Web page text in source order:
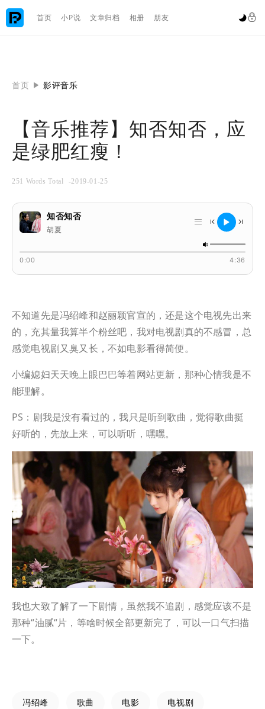
 首页 小P说 文章归档 相册 朋友 
首页  影评音乐
【音乐推荐】知否知否，应
是绿肥红瘦！
251 Words Total -2019-01-25
知否知否
胡夏
   

0:00
4:36
不知道先是冯绍峰和赵丽颖官宣的，还是这个电视先出来
的，充其量我算半个粉丝吧，我对电视剧真的不感冒，总
感觉电视剧又臭又长，不如电影看得简便。
小编媳妇天天晚上眼巴巴等着网站更新，那种心情我是不
能理解。
PS：剧我是没有看过的，我只是听到歌曲，觉得歌曲挺
好听的，先放上来，可以听听，嘿嘿。
我也大致了解了一下剧情，虽然我不追剧，感觉应该不是
那种“油腻“片，等啥时候全部更新完了，可以一口气扫描
一下。
冯绍峰 歌曲 电影 电视剧